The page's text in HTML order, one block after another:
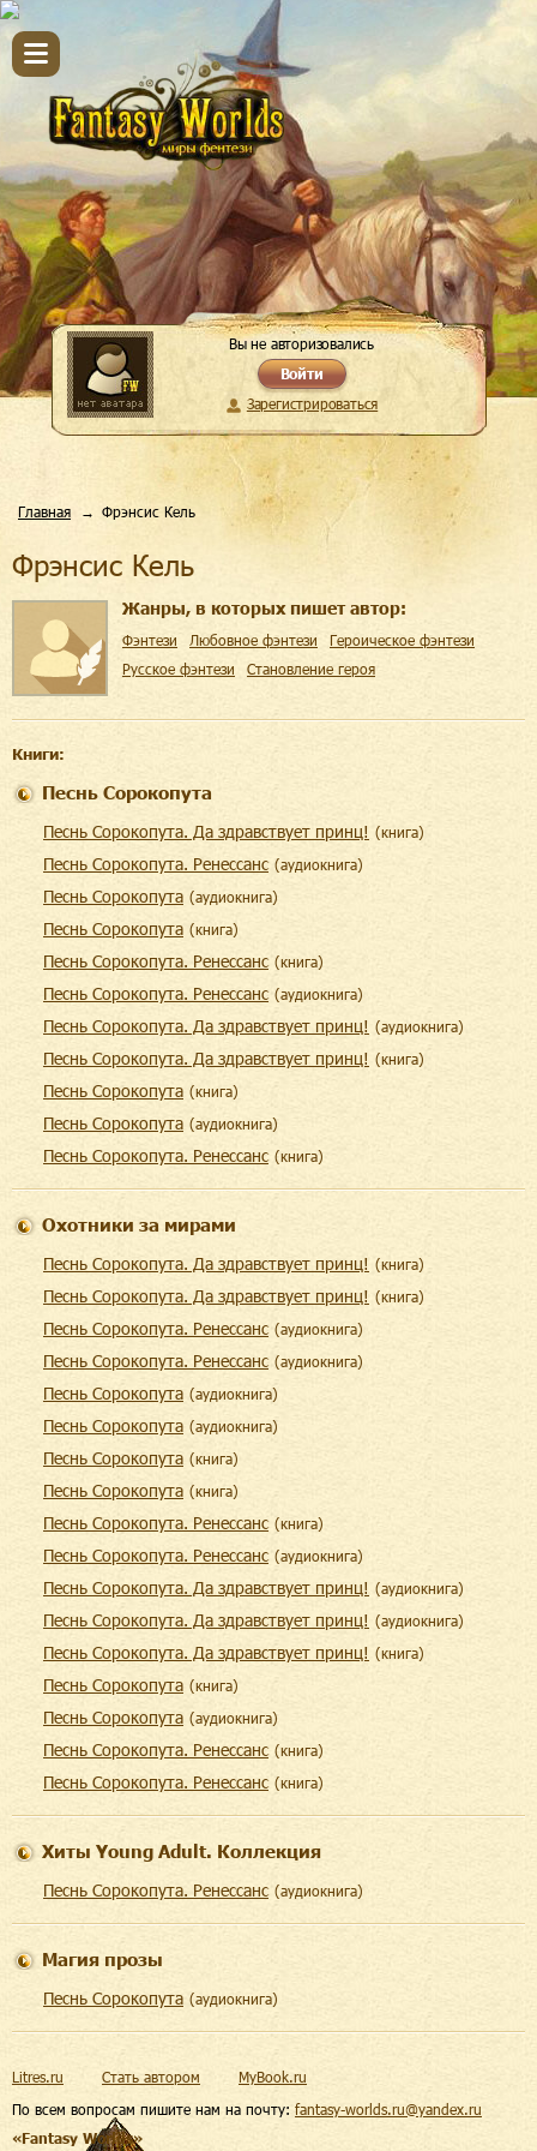
Вы не авторизовались
Войти
Зарегистрироваться
Главная Фрэнсис Кель
Фрэнсис Кель
Жанры, в которых пишет автор:
Фэнтези Любовное фэнтези
Героическое фэнтези
Русское фэнтези
Становление героя
Книги:
Песнь Сорокопута
Песнь Сорокопута. Да здравствует принц! (книга)
Песнь Сорокопута. Ренессанс (aудиокнига)
Песнь Сорокопута (aудиокнига)
Песнь Сорокопута (книга)
Песнь Сорокопута. Ренессанс (книга)
Песнь Сорокопута. Ренессанс (aудиокнига)
Песнь Сорокопута. Да здравствует принц! (aудиокнига)
Песнь Сорокопута. Да здравствует принц! (книга)
Песнь Сорокопута (книга)
Песнь Сорокопута (aудиокнига)
Песнь Сорокопута. Ренессанс (книга)
Охотники за мирами
Песнь Сорокопута. Да здравствует принц! (книга)
Песнь Сорокопута. Да здравствует принц! (книга)
Песнь Сорокопута. Ренессанс (aудиокнига)
Песнь Сорокопута. Ренессанс (aудиокнига)
Песнь Сорокопута (aудиокнига)
Песнь Сорокопута (aудиокнига)
Песнь Сорокопута (книга)
Песнь Сорокопута (книга)
Песнь Сорокопута. Ренессанс (книга)
Песнь Сорокопута. Ренессанс (aудиокнига)
Песнь Сорокопута. Да здравствует принц! (aудиокнига)
Песнь Сорокопута. Да здравствует принц! (aудиокнига)
Песнь Сорокопута. Да здравствует принц! (книга)
Песнь Сорокопута (книга)
Песнь Сорокопута (aудиокнига)
Песнь Сорокопута. Ренессанс (книга)
Песнь Сорокопута. Ренессанс (книга)
Хиты Young Adult. Коллекция
Песнь Сорокопута. Ренессанс (aудиокнига)
Магия прозы
Песнь Сорокопута (aудиокнига)
По всем вопросам пишите нам на почту: fantasy-worlds.ru@yandex.ru
«Fantasy Worlds»
Litres.ru Стать автором MyBook.ru